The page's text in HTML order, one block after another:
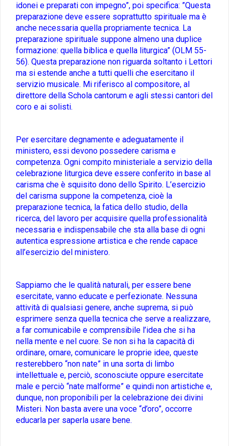
idonei e preparati con impegno”, poi specifica: ”Questa
preparazione deve essere soprattutto spirituale ma è
anche necessaria quella propriamente tecnica. La
preparazione spirituale suppone almeno una duplice
formazione: quella biblica e quella liturgica” (OLM 55-
56). Questa preparazione non riguarda soltanto i Lettori
ma si estende anche a tutti quelli che esercitano il
servizio musicale. Mi riferisco al compositore, al
direttore della Schola cantorum e agli stessi cantori del
coro e ai solisti.
Per esercitare degnamente e adeguatamente il
ministero, essi devono possedere carisma e
competenza. Ogni compito ministeriale a servizio della
celebrazione liturgica deve essere conferito in base al
carisma che è squisito dono dello Spirito. L’esercizio
del carisma suppone la competenza, cioè la
preparazione tecnica, la fatica dello studio, della
ricerca, del lavoro per acquisire quella professionalità
necessaria e indispensabile che sta alla base di ogni
autentica espressione artistica e che rende capace
all’esercizio del ministero.
Sappiamo che le qualità naturali, per essere bene
esercitate, vanno educate e perfezionate. Nessuna
attività di qualsiasi genere, anche suprema, si può
esprimere senza quella tecnica che serve a realizzare,
a far comunicabile e comprensibile l’idea che si ha
nella mente e nel cuore. Se non si ha la capacità di
ordinare, ornare, comunicare le proprie idee, queste
resterebbero “non nate” in una sorta di limbo
intellettuale e, perciò, sconosciute oppure esercitate
male e perciò “nate malforme” e quindi non artistiche e,
dunque, non proponibili per la celebrazione dei divini
Misteri. Non basta avere una voce “d’oro”, occorre
educarla per saperla usare bene.